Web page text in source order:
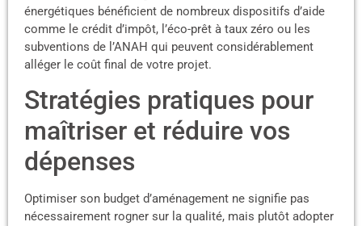
énergétiques bénéficient de nombreux dispositifs d’aide
comme le crédit d’impôt, l’éco-prêt à taux zéro ou les
subventions de l’ANAH qui peuvent considérablement
alléger le coût final de votre projet.
Stratégies pratiques pour
maîtriser et réduire vos
dépenses
Optimiser son budget d’aménagement ne signifie pas
nécessairement rogner sur la qualité, mais plutôt adopter